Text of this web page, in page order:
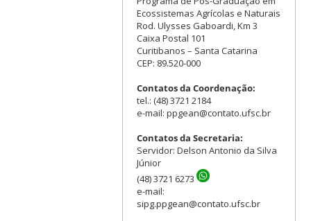
Ecossistemas Agrícolas e Naturais
Rod. Ulysses Gaboardi, Km 3
Caixa Postal 101
Curitibanos – Santa Catarina
CEP: 89.520-000
Contatos da Coordenação:
tel.: (48) 3721 2184
e-mail: ppgean@contato.ufsc.br
Contatos da Secretaria:
Servidor: Delson Antonio da Silva
Júnior
(48) 3721 6273
e-mail:
sipg.ppgean@contato.ufsc.br